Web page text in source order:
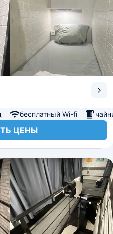
бесплатный Wi-fi
ЦЕНЫ